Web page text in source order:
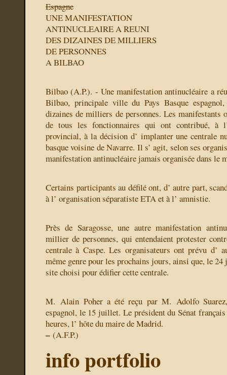
Espagne
UNE MANIFESTATION
ANTINUCLEAIRE A REUNI
DES DIZAINES DE MILLIERS
DE PERSONNES
A BILBAO
Bilbao (A.P.). - Une manifestation antinucléaire a
Bilbao, principale ville du Pays Basque
dizaines de milliers de personnes. Les manifestants
de tous les fonctionnaires qui ont contribué, à
provincial, à la décision d’ implanter une centrale
basque voisine de Navarre. Il s’ agit, selon ses
manifestation antinucléaire jamais organisée dans le
Certains participants au défilé ont, d’ autre part,
à l’ organisation séparatiste ETA et à l’ amnistie.
Près de Saragosse, une autre manifestation
millier de personnes, qui entendaient protester
centrale à Caspe. Les organisateurs ont prévu d’
même genre pour les prochains jours, ainsi que, le
site choisi pour édifier cette centrale.
M. Alain Poher a été reçu par M. Adolfo
espagnol, le 15 juillet. Le président du Sénat
heures, l’ hôte du maire de Madrid.
–(A.F.P.)
info portfolio